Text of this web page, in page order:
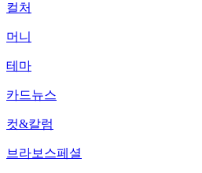
컬처
머니
테마
카드뉴스
컷&칼럼
브라보스페셜